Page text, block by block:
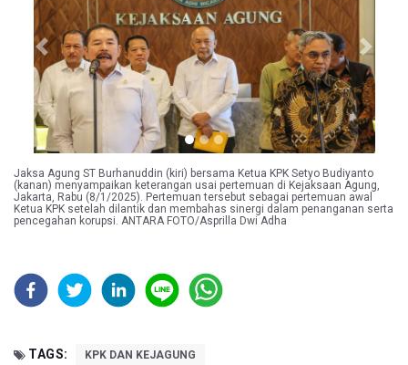
Previous Next
Jaksa Agung ST Burhanuddin (kiri) bersama Ketua KPK Setyo Budiyanto
(kanan) menyampaikan keterangan usai pertemuan di Kejaksaan Agung,
Jakarta, Rabu (8/1/2025). Pertemuan tersebut sebagai pertemuan awal
Ketua KPK setelah dilantik dan membahas sinergi dalam penanganan serta
pencegahan korupsi. ANTARA FOTO/Asprilla Dwi Adha
TAGS: KPK DAN KEJAGUNG